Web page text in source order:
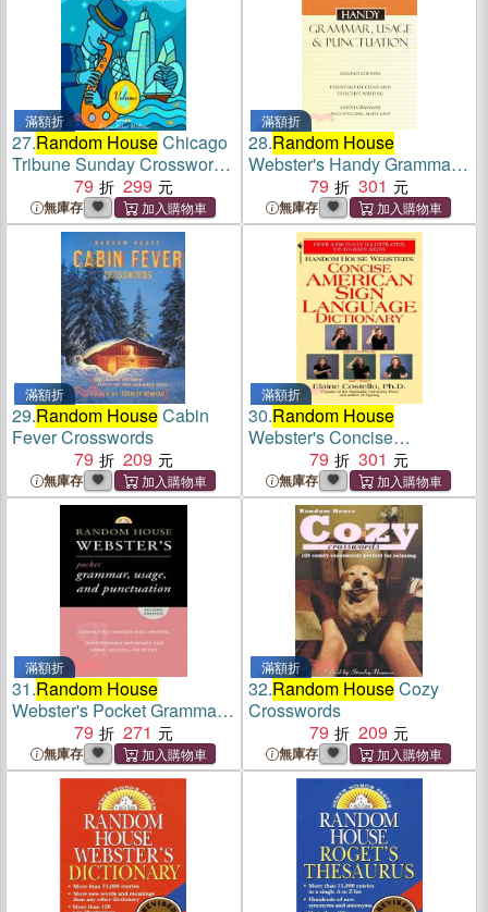
滿額折
27.Random HouseChicago
Tribune Sunday Crossword
79 299
無庫存
滿額折
28.Random House
Webster's Handy Grammar,
Usage & Punctuation
79 301
無庫存
滿額折
29.Random HouseCabin
Fever Crosswords
79
209
無庫存
滿額折
30.Random House
Webster's Concise
American Sign Language
Dictionary
79 301
無庫存
滿額折
31.Random House
Webster's Pocket Grammar,
Usage, and Punctuation
79 271
無庫存
滿額折
32.Random HouseCozy
Crosswords
79
209
無庫存